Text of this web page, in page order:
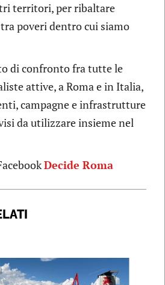
territori, per ribaltare
poveri dentro cui siamo
di confronto fra tutte le
attive, a Roma e in Italia,
campagne e infrastrutture
da utilizzare insieme nel
Decide Roma